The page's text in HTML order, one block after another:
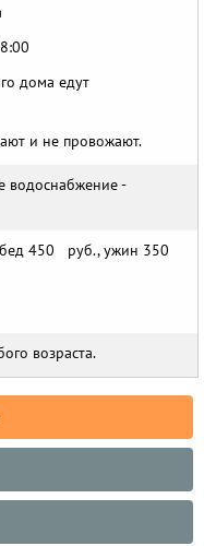
дома едут
и не провожают.
водоснабжение -
450 руб., ужин 350
возраста.